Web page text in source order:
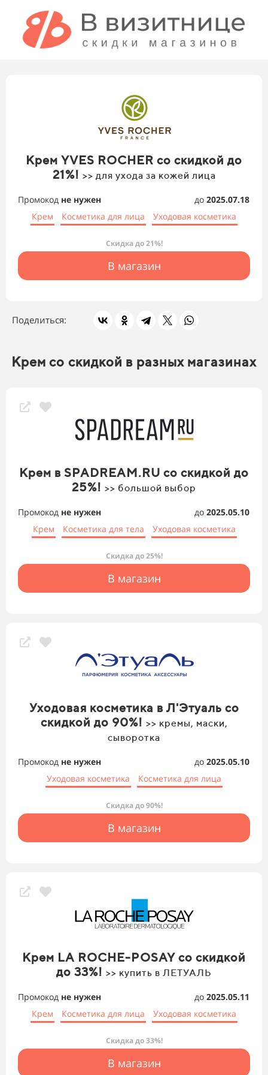
Крем YVES ROCHER со скидкой до
21%! >> для ухода за кожей лица
Промокод не нужен до 2025.07.18
Крем
Косметика для лица Уходовая косметика
Скидка до 21%!
В магазин
Поделиться:
Крем со скидкой в разных магазинах
Крем в SPADREAM.RU со скидкой до
25%! >> большой выбор
Промокод не нужен до 2025.05.10
Крем
Косметика для тела Уходовая косметика
Скидка до 25%!
В магазин
Уходовая косметика в Л'Этуаль со
скидкой до 90%! >> кремы, маски,
сыворотка
Промокод не нужен до 2025.05.10
Уходовая косметика
Косметика для лица
Скидка до 90%!
В магазин
Крем LA ROCHE-POSAY со скидкой
до 33%! >> купить в ЛЕТУАЛЬ
Промокод не нужен до 2025.05.11
Крем
Косметика для лица Уходовая косметика
Скидка до 33%!
В магазин